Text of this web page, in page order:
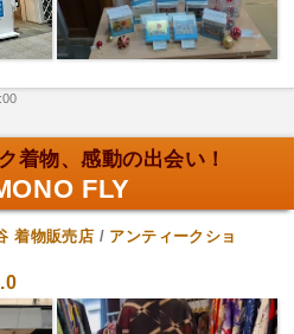
着物、感動の出会い！
FLY
着物販売店 / アンティークショ